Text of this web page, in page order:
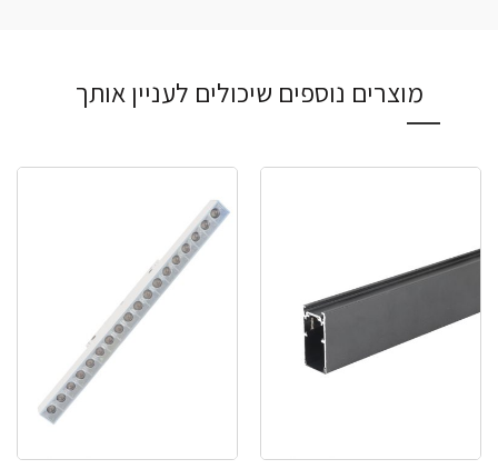
מוצרים נוספים שיכולים לעניין אותך